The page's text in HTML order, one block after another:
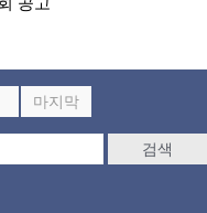
마지막
검색